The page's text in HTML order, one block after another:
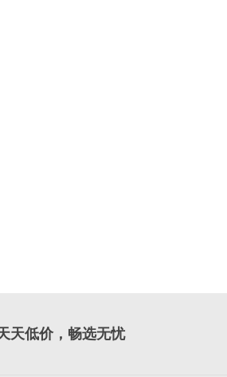
天低价，畅选无忧